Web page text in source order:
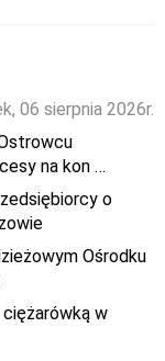
06 sierpnia 2026r.
na kon …
o
Ośrodku
w